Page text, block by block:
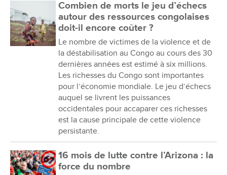
Combien de morts le jeu d’échecs
autour des ressources congolaises
doit-il encore coûter ?
Le nombre de victimes de la violence et de
la déstabilisation au Congo au cours des 30
dernières années est estimé à six millions.
Les richesses du Congo sont importantes
pour l’économie mondiale. Le jeu d’échecs
auquel se livrent les puissances
occidentales pour accaparer ces richesses
est la cause principale de cette violence
persistante.
16 mois de lutte contre l’Arizona : la
force du nombre